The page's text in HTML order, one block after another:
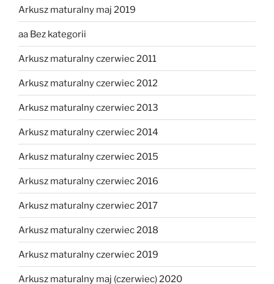
Arkusz maturalny maj 2019
aa Bez kategorii
Arkusz maturalny czerwiec 2011
Arkusz maturalny czerwiec 2012
Arkusz maturalny czerwiec 2013
Arkusz maturalny czerwiec 2014
Arkusz maturalny czerwiec 2015
Arkusz maturalny czerwiec 2016
Arkusz maturalny czerwiec 2017
Arkusz maturalny czerwiec 2018
Arkusz maturalny czerwiec 2019
Arkusz maturalny maj (czerwiec) 2020